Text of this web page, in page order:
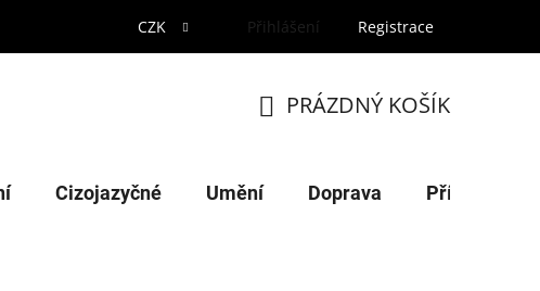
CZK Přihlášení Registrace
KOŠÍK
PRÁZDNÝ KOŠÍK
Cizojazyčné Umění Doprava Příroda